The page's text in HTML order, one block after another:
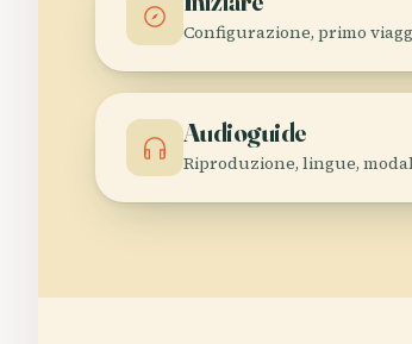
Configurazione, primo
Audioguide
Riproduzione, lingue,